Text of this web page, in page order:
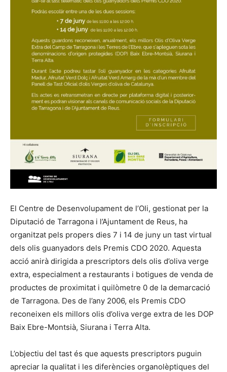
El Centre de Desenvolupament de l’Oli, gestionat per la
Diputació de Tarragona i l’Ajuntament de Reus, ha
organitzat pels propers dies 7 i 14 de juny un tast virtual
dels olis guanyadors dels Premis CDO 2020. Aquesta
acció anirà dirigida a prescriptors dels olis d’oliva verge
extra, especialment a restaurants i botigues de venda de
productes de proximitat i quilòmetre 0 de la demarcació
de Tarragona. Des de l’any 2006, els Premis CDO
reconeixen els millors olis d’oliva verge extra de les DOP
Baix Ebre-Montsià, Siurana i Terra Alta.
L’objectiu del tast és que aquests prescriptors puguin
apreciar la qualitat i les diferències organolèptiques del